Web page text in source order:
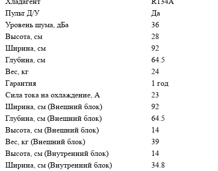
Пульт Д/У
Да
Уровень шума, дБа
36
Высота, см
28
Ширина, см
92
Глубина, см
64.5
Вес, кг
24
Гарантия
1 год
Сила тока на охлаждение, А
23
Ширина, см (Внешний блок)
92
Глубина, см (Внешний блок)
64.5
Высота, см (Внешний блок)
14
Вес, кг (Внешний блок)
39
Высота, см (Внутренний блок)
14
Ширина, см (Внутренний блок)
34.8